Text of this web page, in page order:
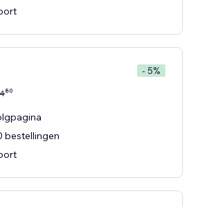
- 5%
480
bestellingen